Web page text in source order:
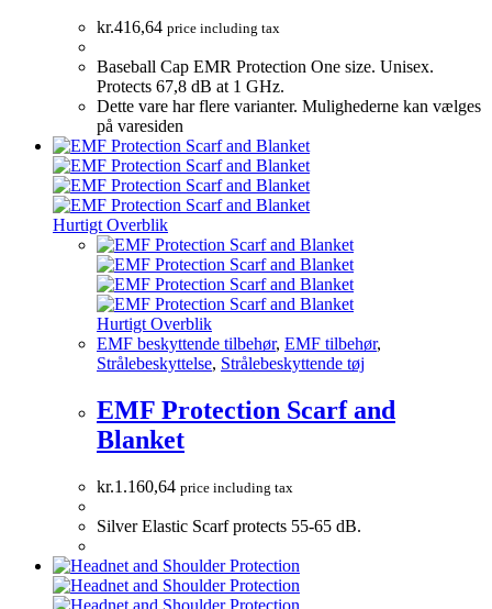
kr.416,64 price including tax
Baseball Cap EMR Protection One size. Unisex.
Protects 67,8 dB at 1 GHz.
Dette vare har flere varianter. Mulighederne kan vælges
på varesiden
Hurtigt Overblik
Hurtigt Overblik
EMF beskyttende tilbehør, EMF tilbehør,
Strålebeskyttelse, Strålebeskyttende tøj
EMF Protection Scarf and
Blanket
kr.1.160,64 price including tax
Silver Elastic Scarf protects 55-65 dB.